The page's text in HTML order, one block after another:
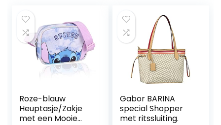
Roze-blauw
Heuptasje/Zakje
met een Mooie
Gabor BARINA
special Shopper
met ritssluiting.